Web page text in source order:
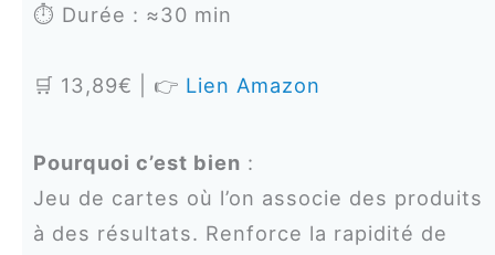
⏱️ Durée : ≈30 min
🛒 13,89€ | 👉 Lien Amazon
Pourquoi c’est bien :
Jeu de cartes où l’on associe des produits
à des résultats. Renforce la rapidité de